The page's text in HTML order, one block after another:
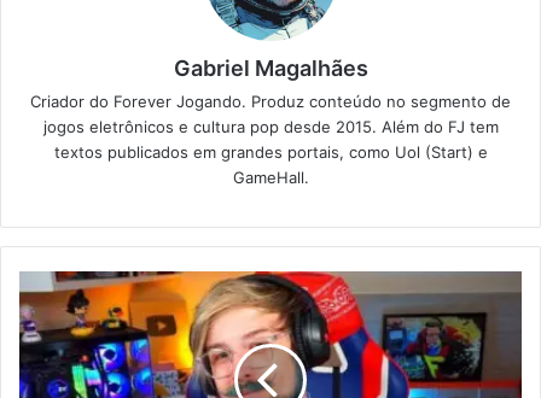
Gabriel Magalhães
Criador do Forever Jogando. Produz conteúdo no segmento de
jogos eletrônicos e cultura pop desde 2015. Além do FJ tem
textos publicados em grandes portais, como Uol (Start) e
GameHall.